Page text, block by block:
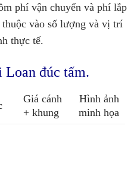
phí vận chuyển và phí lắp
vào số lượng và vị trí
thực tế.
Loan đúc tấm.
Giá cánh
+ khung
Hình ảnh
minh họa